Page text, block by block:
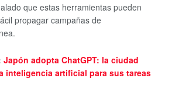
que estas herramientas pueden
propagar campañas de
Japón adopta ChatGPT: la ciudad
inteligencia artificial para sus tareas